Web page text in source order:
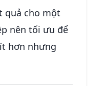
quả cho một
nên tối ưu để
hơn nhưng